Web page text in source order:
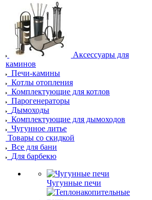
Аксессуары для
каминов
Печи-камины
Котлы отопления
Комплектующие для котлов
Парогенераторы
Дымоходы
Комплектующие для дымоходов
Чугунное литье
Товары со скидкой
Все для бани
Для барбекю
Чугунные печи